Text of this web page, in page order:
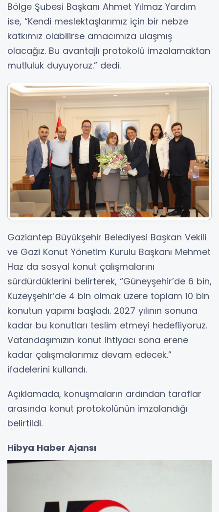
Bölge Şubesi Başkanı Ahmet Yılmaz Yardım
ise, “Kendi meslektaşlarımız için bir nebze
katkımız olabilirse amacımıza ulaşmış
olacağız. Bu avantajlı protokolü imzalamaktan
mutluluk duyuyoruz.” dedi.
Gaziantep Büyükşehir Belediyesi Başkan Vekili
ve Gazi Konut Yönetim Kurulu Başkanı Mehmet
Haz da sosyal konut çalışmalarını
sürdürdüklerini belirterek, “Güneyşehir’de 6 bin,
Kuzeyşehir’de 4 bin olmak üzere toplam 10 bin
konutun yapımı başladı. 2027 yılının sonuna
kadar bu konutları teslim etmeyi hedefliyoruz.
Vatandaşımızın konut ihtiyacı sona erene
kadar çalışmalarımız devam edecek.”
ifadelerini kullandı.
Açıklamada, konuşmaların ardından taraflar
arasında konut protokolünün imzalandığı
belirtildi.
Hibya Haber Ajansı